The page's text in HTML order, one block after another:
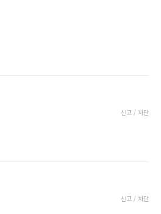
신고 / 차단
신고 / 차단